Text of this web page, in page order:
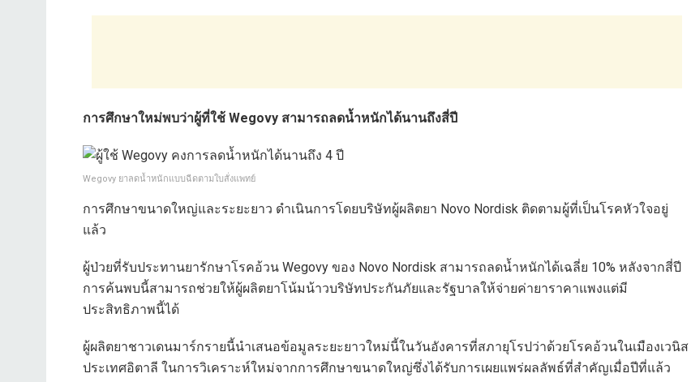
การศึกษาใหม่พบว่าผู้ที่ใช้ Wegovy สามารถลดน้ำหนักได้นานถึงสี่ปี
Wegovy ยาลดน้ำหนักแบบฉีดตามใบสั่งแพทย์
การศึกษาขนาดใหญ่และระยะยาว ดำเนินการโดยบริษัทผู้ผลิตยา Novo Nordisk ติดตามผู้ที่เป็นโรคหัวใจอยู่
แล้ว
ผู้ป่วยที่รับประทานยารักษาโรคอ้วน Wegovy ของ Novo Nordisk สามารถลดน้ำหนักได้เฉลี่ย 10% หลังจากสี่ปี
การค้นพบนี้สามารถช่วยให้ผู้ผลิตยาโน้มน้าวบริษัทประกันภัยและรัฐบาลให้จ่ายค่ายาราคาแพงแต่มี
ประสิทธิภาพนี้ได้
ผู้ผลิตยาชาวเดนมาร์กรายนี้นำเสนอข้อมูลระยะยาวใหม่นี้ในวันอังคารที่สภายุโรปว่าด้วยโรคอ้วนในเมืองเวนิส
ประเทศอิตาลี ในการวิเคราะห์ใหม่จากการศึกษาขนาดใหญ่ซึ่งได้รับการเผยแพร่ผลลัพธ์ที่สำคัญเมื่อปีที่แล้ว